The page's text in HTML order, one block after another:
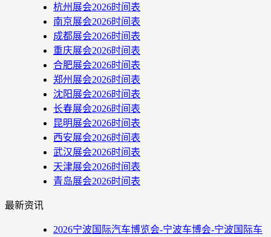
杭州展会2026时间表
南京展会2026时间表
成都展会2026时间表
重庆展会2026时间表
合肥展会2026时间表
郑州展会2026时间表
沈阳展会2026时间表
长春展会2026时间表
昆明展会2026时间表
西安展会2026时间表
武汉展会2026时间表
天津展会2026时间表
青岛展会2026时间表
最新资讯
2026宁波国际汽车博览会-宁波车博会-宁波国际车